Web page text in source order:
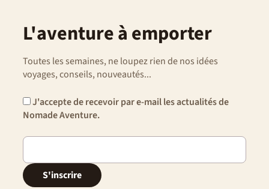
L'aventure à emporter
Toutes les semaines, ne loupez rien de nos idées
voyages, conseils, nouveautés...
J'accepte de recevoir par e-mail les actualités de
Nomade Aventure.
S'inscrire